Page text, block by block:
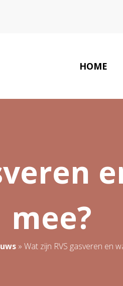
HOME
mee?
» Wat zijn RVS gasveren en